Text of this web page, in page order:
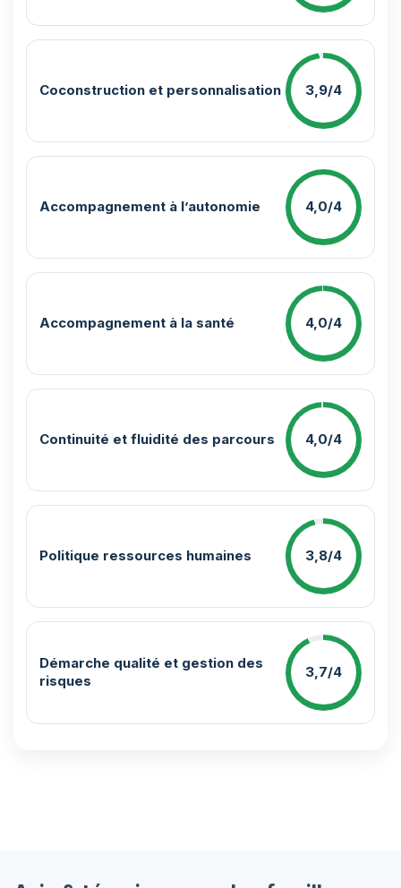
Coconstruction et personnalisation 3,9/4
Accompagnement à l’autonomie 4,0/4
Accompagnement à la santé 4,0/4
Continuité et fluidité des parcours 4,0/4
Politique ressources humaines 3,8/4
Démarche qualité et gestion des
risques
3,7/4